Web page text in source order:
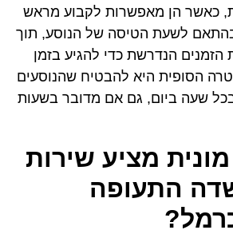
כאשר הן מאפשרות לקבוע מראש
לשעת הטיסה של הנוסע, תוך
הנדרשת כדי להגיע בזמן
הסופית היא להבטיח שהנוסעים
בכל שעה ביום, גם אם מדובר בשעות
מונית מציע שירות
התעופה